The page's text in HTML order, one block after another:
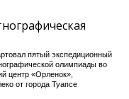
пятый экспедиционный
олимпиады во
центр «Орленок»,
от города Туапсе